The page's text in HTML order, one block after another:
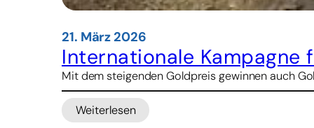
21. März 2026
Internationale
Mit dem steigenden Goldpreis gewinnen auch
Weiterlesen
: